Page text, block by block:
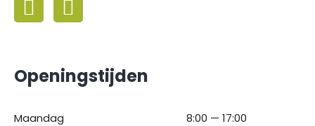
Openingstijden
Maandag
8:00 — 17:00